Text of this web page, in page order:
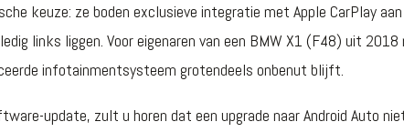
keuze: ze boden exclusieve integratie met Apple CarPlay aan
links liggen. Voor eigenaren van een BMW X1 (F48) uit 2018
infotainmentsysteem grotendeels onbenut blijft.
update, zult u horen dat een upgrade naar Android Auto